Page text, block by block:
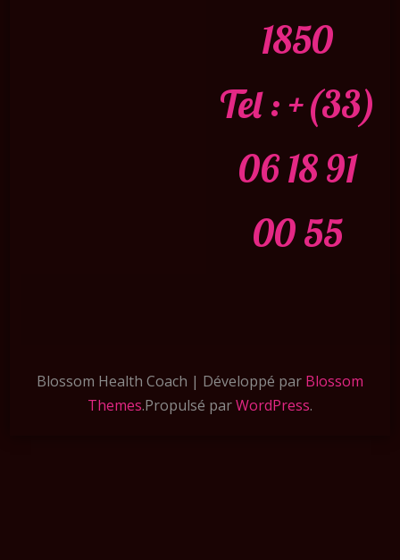
1850
Tel : +(33)
06 18 91
00 55
Blossom Health Coach | Développé par Blossom
Themes.Propulsé parWordPress.